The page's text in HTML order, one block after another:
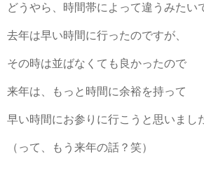
どうやら、時間帯によって違うみたい
去年は早い時間に行ったのですが、
その時は並ばなくても良かったので
来年は、もっと時間に余裕を持って
早い時間にお参りに行こうと思いまし
（って、もう来年の話？笑）